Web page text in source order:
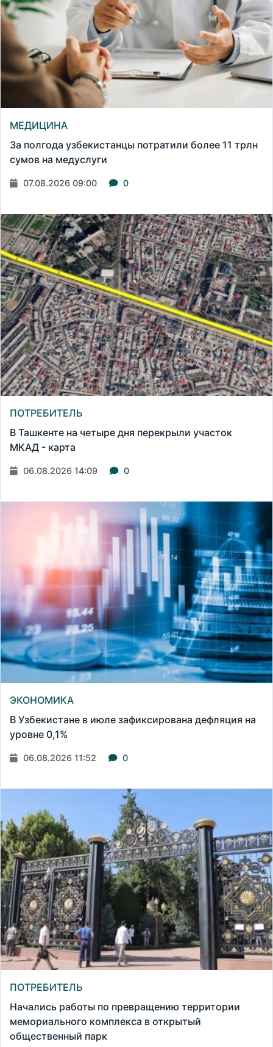
МЕДИЦИНА
За полгода узбекистанцы потратили более 11 трлн
сумов на медуслуги
07.08.2026 09:00 0
ПОТРЕБИТЕЛЬ
В Ташкенте на четыре дня перекрыли участок
МКАД - карта
06.08.2026 14:09 0
ЭКОНОМИКА
В Узбекистане в июле зафиксирована дефляция на
уровне 0,1%
06.08.2026 11:52 0
ПОТРЕБИТЕЛЬ
Начались работы по превращению территории
мемориального комплекса в открытый
общественный парк